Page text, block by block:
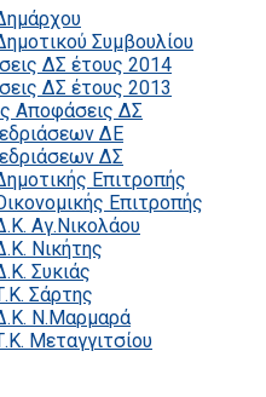
Συμβουλίου
ΔΣ έτους 2014
ΔΣ έτους 2013
Αποφάσεις ΔΣ
ΔΕ
ΔΣ
Επιτροπής
Επιτροπής
Αγ.Νικολάου
Νικήτης
Συκιάς
Σάρτης
Ν.Μαρμαρά
Μεταγγιτσίου